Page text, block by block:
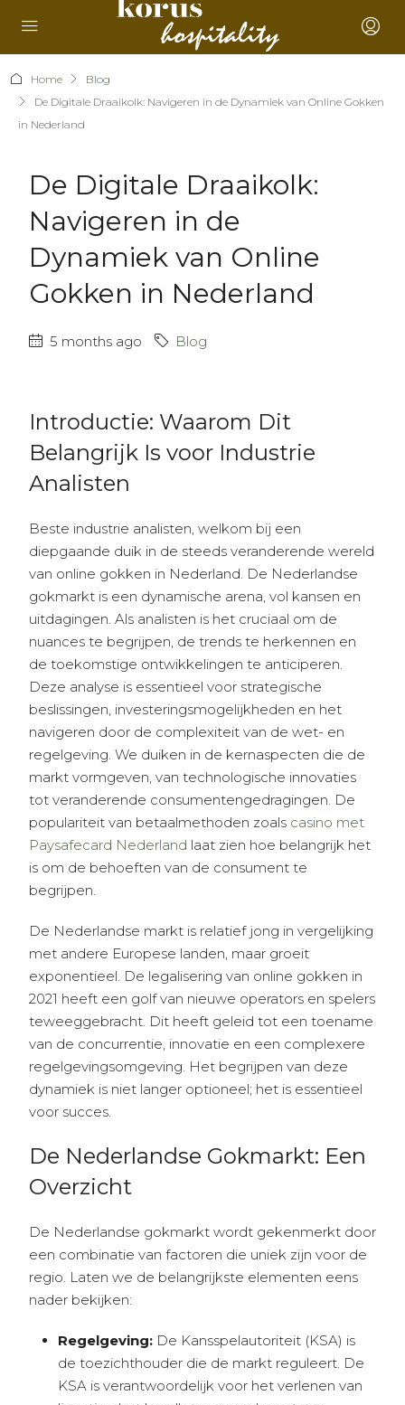
Home
Blog
De Digitale Draaikolk: Navigeren in de Dynamiek van Online Gokken
in Nederland
De Digitale Draaikolk:
Navigeren in de
Dynamiek van Online
Gokken in Nederland
5 months ago Blog
Introductie: Waarom Dit
Belangrijk Is voor Industrie
Analisten
Beste industrie analisten, welkom bij een
diepgaande duik in de steeds veranderende wereld
van online gokken in Nederland. De Nederlandse
gokmarkt is een dynamische arena, vol kansen en
uitdagingen. Als analisten is het cruciaal om de
nuances te begrijpen, de trends te herkennen en
de toekomstige ontwikkelingen te anticiperen.
Deze analyse is essentieel voor strategische
beslissingen, investeringsmogelijkheden en het
navigeren door de complexiteit van de wet- en
regelgeving. We duiken in de kernaspecten die de
markt vormgeven, van technologische innovaties
tot veranderende consumentengedragingen. De
populariteit van betaalmethoden zoals casino met
Paysafecard Nederland laat zien hoe belangrijk het
is om de behoeften van de consument te
begrijpen.
De Nederlandse markt is relatief jong in vergelijking
met andere Europese landen, maar groeit
exponentieel. De legalisering van online gokken in
2021 heeft een golf van nieuwe operators en spelers
teweeggebracht. Dit heeft geleid tot een toename
van de concurrentie, innovatie en een complexere
regelgevingsomgeving. Het begrijpen van deze
dynamiek is niet langer optioneel; het is essentieel
voor succes.
De Nederlandse Gokmarkt: Een
Overzicht
De Nederlandse gokmarkt wordt gekenmerkt door
een combinatie van factoren die uniek zijn voor de
regio. Laten we de belangrijkste elementen eens
nader bekijken:
Regelgeving: De Kansspelautoriteit (KSA) is
de toezichthouder die de markt reguleert. De
KSA is verantwoordelijk voor het verlenen van